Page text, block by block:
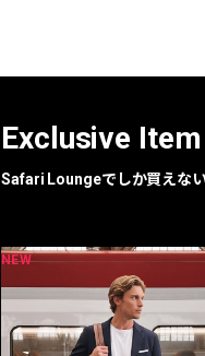
Exclusive Item
Safari Loungeでしか買えな
NEW